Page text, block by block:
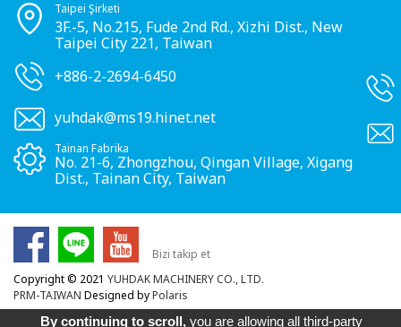
Taipei Şirketi
3F.-5, No.215, Fude 2nd Rd., Xizhi Dist., New
Taipei City 221, Taiwan
+886-2-2694-6450
yuhdak@ms19.hinet.net
Tainan Fabrika
No. 21-6, Zhongzhou, Qingan Village, Xigang
Dist., Tainan City, Taiwan
Bizi takip et
Copyright © 2021 YUHDAK MACHINERY CO., LTD.
PRM-TAIWAN Designed byPolaris
By continuing to scroll, you are allowing all third-party